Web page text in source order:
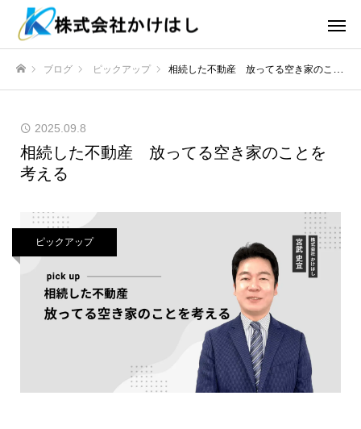
ブログ ピックアップ 相続した不動産 放ってる空き家のことを考える
2025.09.8
相続した不動産 放ってる空き家のことを
考える
ピックアップ